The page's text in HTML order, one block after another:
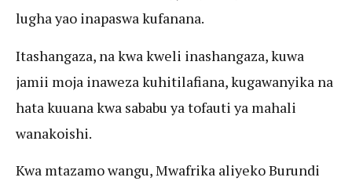
lugha yao inapaswa kufanana.
Itashangaza, na kwa kweli inashangaza, kuwa
jamii moja inaweza kuhitilafiana, kugawanyika na
hata kuuana kwa sababu ya tofauti ya mahali
wanakoishi.
Kwa mtazamo wangu, Mwafrika aliyeko Burundi